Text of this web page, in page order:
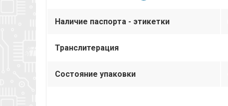
Наличие паспорта - этикетки
Транслитерация
Состояние упаковки